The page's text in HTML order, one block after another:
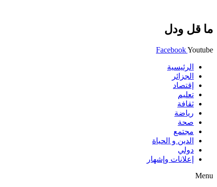
ما قل ودل
FacebookYoutube
الرئيسية
الجزائر
إقتصاد
تعليم
ثقافة
رياضة
صحة
مجتمع
الدين و الحياة
دولي
إعلانات وإشهار
Menu